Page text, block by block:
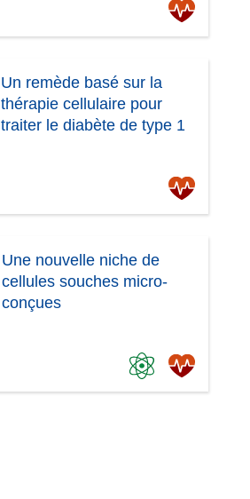
Un remède basé sur la
thérapie cellulaire pour
traiter le diabète de type 1
Une nouvelle niche de
cellules souches micro-
conçues